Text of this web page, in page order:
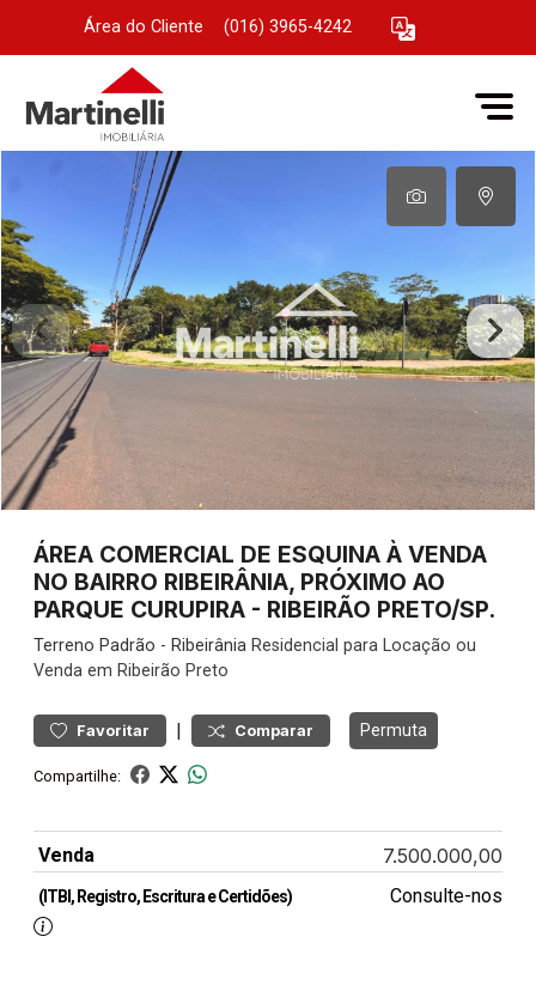
Área do Cliente (016) 3965-4242
ÁREA COMERCIAL DE ESQUINA À VENDA
NO BAIRRO RIBEIRÂNIA, PRÓXIMO AO
PARQUE CURUPIRA - RIBEIRÃO PRETO/SP.
Terreno Padrão - Ribeirânia Residencial para Locação ou
Venda em Ribeirão Preto
Favoritar | Comparar Permuta
Compartilhe:
Venda 7.500.000,00
(ITBI, Registro, Escritura e Certidões) Consulte-nos